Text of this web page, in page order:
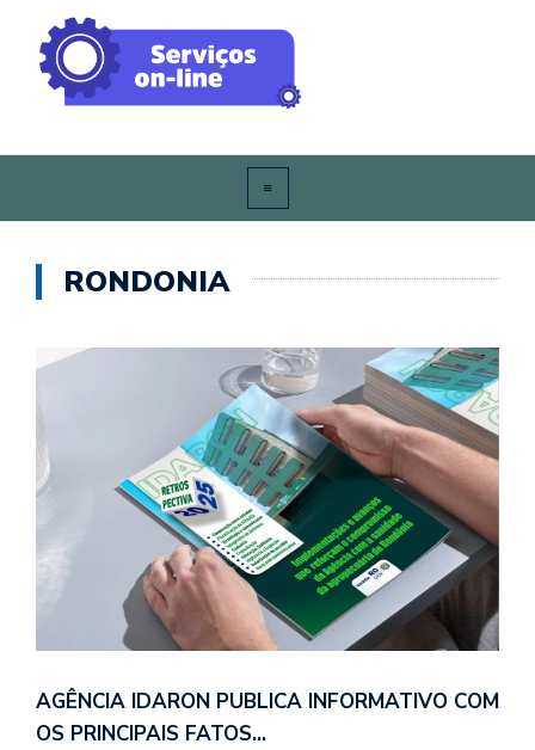
RONDONIA
AGÊNCIA IDARON PUBLICA INFORMATIVO COM
OS PRINCIPAIS FATOS…